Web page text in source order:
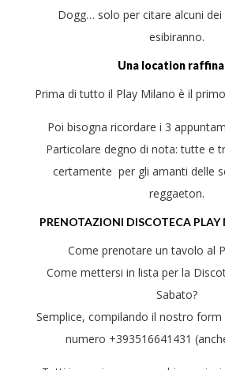
Dogg… solo per citare alcuni dei
esibiranno.
Una location
Prima di tutto il Play Milano è il
Poi bisogna ricordare i 3
Particolare degno di nota: tutte e
certamente per gli amanti delle
reggaeton.
PRENOTAZIONI DISCOTECA
Come prenotare un tavolo al
Come mettersi in lista per la
Sabato?
Semplice, compilando il nostro
numero +393516641431